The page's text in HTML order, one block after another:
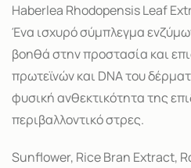
Haberlea Rhodopensis Leaf
Ένα ισχυρό σύμπλεγμα
βοηθά στην προστασία και
πρωτεϊνών και DNA του
φυσική ανθεκτικότητα της
περιβαλλοντικό στρες.
Sunflower, Rice Bran Extract,